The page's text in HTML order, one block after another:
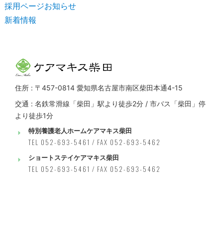
採用ページお知らせ
新着情報
住所 : 〒457-0814 愛知県名古屋市南区柴田本通4-15
交通 : 名鉄常滑線「柴田」駅より徒歩2分 / 市バス「柴田」停
より徒歩1分
特別養護老人ホームケアマキス柴田
TEL 052-693-5461 / FAX 052-693-5462
ショートステイケアマキス柴田
TEL 052-693-5461 / FAX 052-693-5462